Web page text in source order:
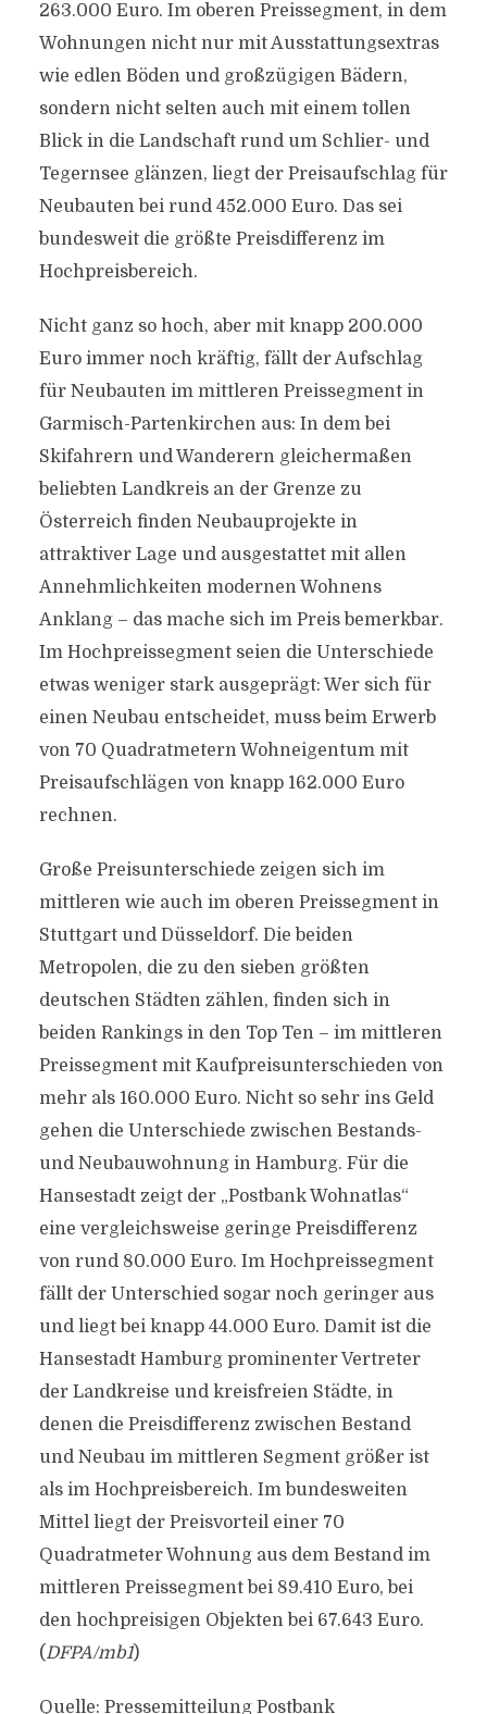
263.000 Euro. Im oberen Preissegment, in dem
Wohnungen nicht nur mit Ausstattungsextras
wie edlen Böden und großzügigen Bädern,
sondern nicht selten auch mit einem tollen
Blick in die Landschaft rund um Schlier- und
Tegernsee glänzen, liegt der Preisaufschlag für
Neubauten bei rund 452.000 Euro. Das sei
bundesweit die größte Preisdifferenz im
Hochpreisbereich.
Nicht ganz so hoch, aber mit knapp 200.000
Euro immer noch kräftig, fällt der Aufschlag
für Neubauten im mittleren Preissegment in
Garmisch-Partenkirchen aus: In dem bei
Skifahrern und Wanderern gleichermaßen
beliebten Landkreis an der Grenze zu
Österreich finden Neubauprojekte in
attraktiver Lage und ausgestattet mit allen
Annehmlichkeiten modernen Wohnens
Anklang – das mache sich im Preis bemerkbar.
Im Hochpreissegment seien die Unterschiede
etwas weniger stark ausgeprägt: Wer sich für
einen Neubau entscheidet, muss beim Erwerb
von 70 Quadratmetern Wohneigentum mit
Preisaufschlägen von knapp 162.000 Euro
rechnen.
Große Preisunterschiede zeigen sich im
mittleren wie auch im oberen Preissegment in
Stuttgart und Düsseldorf. Die beiden
Metropolen, die zu den sieben größten
deutschen Städten zählen, finden sich in
beiden Rankings in den Top Ten – im mittleren
Preissegment mit Kaufpreisunterschieden von
mehr als 160.000 Euro. Nicht so sehr ins Geld
gehen die Unterschiede zwischen Bestands-
und Neubauwohnung in Hamburg. Für die
Hansestadt zeigt der „Postbank Wohnatlas“
eine vergleichsweise geringe Preisdifferenz
von rund 80.000 Euro. Im Hochpreissegment
fällt der Unterschied sogar noch geringer aus
und liegt bei knapp 44.000 Euro. Damit ist die
Hansestadt Hamburg prominenter Vertreter
der Landkreise und kreisfreien Städte, in
denen die Preisdifferenz zwischen Bestand
und Neubau im mittleren Segment größer ist
als im Hochpreisbereich. Im bundesweiten
Mittel liegt der Preisvorteil einer 70
Quadratmeter Wohnung aus dem Bestand im
mittleren Preissegment bei 89.410 Euro, bei
den hochpreisigen Objekten bei 67.643 Euro.
(DFPA/mb1)
Quelle: Pressemitteilung Postbank